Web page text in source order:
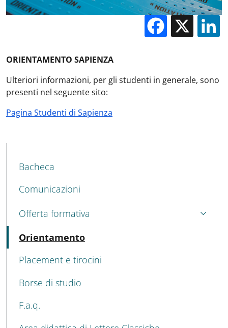
X
ORIENTAMENTO SAPIENZA
Ulteriori informazioni, per gli studenti in generale, sono
presenti nel seguente sito:
Pagina Studenti di Sapienza
MENU CEV SECOND NAVIGATION
Bacheca
Comunicazioni
Offerta formativa
Orientamento
Placement e tirocini
Borse di studio
F.a.q.